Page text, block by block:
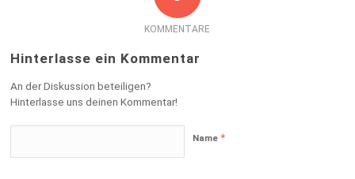
KOMMENTARE
Hinterlasse ein Kommentar
An der Diskussion beteiligen?
Hinterlasse uns deinen Kommentar!
Name*